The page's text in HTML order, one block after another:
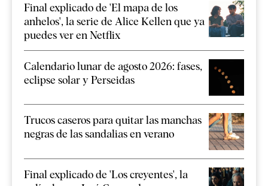
Final explicado de 'El mapa de los
anhelos', la serie de Alice Kellen que ya
puedes ver en Netflix
Calendario lunar de agosto 2026: fases,
eclipse solar y Perseidas
Trucos caseros para quitar las manchas
negras de las sandalias en verano
Final explicado de 'Los creyentes', la